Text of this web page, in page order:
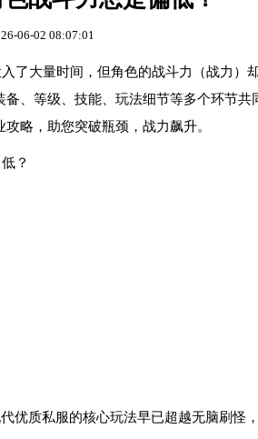
06-02 08:07:01
了大量时间，但角色的战斗力（战力）
、等级、技能、玩法细节等多个环节共
略，助您突破瓶颈，战力飙升。
？
优质私服的核心玩法早已超越无脑刷怪